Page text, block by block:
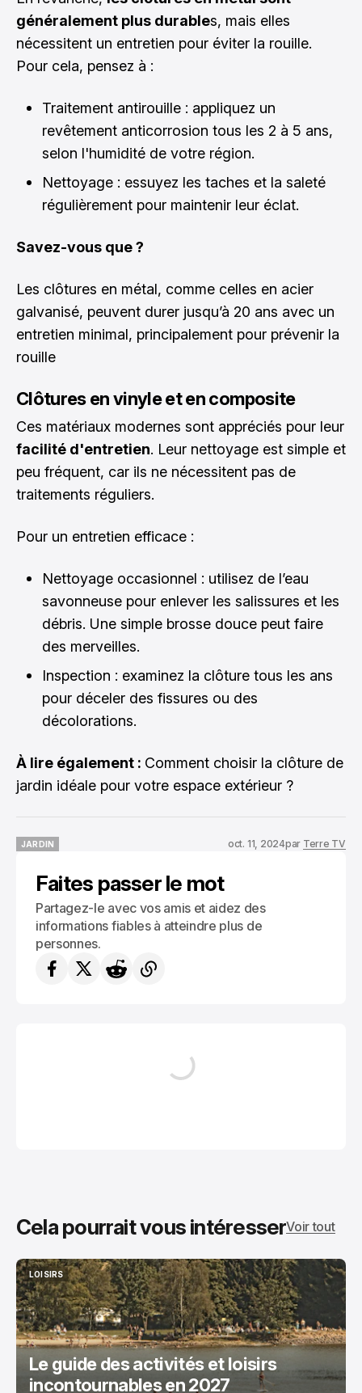
généralement plus durables, mais elles
nécessitent un entretien pour éviter la rouille.
Pour cela, pensez à :
Traitement antirouille : appliquez un
revêtement anticorrosion tous les 2 à 5 ans,
selon l'humidité de votre région.
Nettoyage : essuyez les taches et la saleté
régulièrement pour maintenir leur éclat.
Savez-vous que ?
Les clôtures en métal, comme celles en acier
galvanisé, peuvent durer jusqu’à 20 ans avec un
entretien minimal, principalement pour prévenir la
rouille
Clôtures en vinyle et en composite
Ces matériaux modernes sont appréciés pour leur
facilité d'entretien. Leur nettoyage est simple et
peu fréquent, car ils ne nécessitent pas de
traitements réguliers.
Pour un entretien efficace :
Nettoyage occasionnel : utilisez de l’eau
savonneuse pour enlever les salissures et les
débris. Une simple brosse douce peut faire
des merveilles.
Inspection : examinez la clôture tous les ans
pour déceler des fissures ou des
décolorations.
À lire également : Comment choisir la clôture de
jardin idéale pour votre espace extérieur ?
JARDIN
oct. 11, 2024par Terre TV
Faites passer le mot
Partagez-le avec vos amis et aidez des
informations fiables à atteindre plus de
personnes.
Cela pourrait vous intéresserVoir tout
LOISIRS
LOISIRS
Le guide des activités et loisirs
incontournables en 2027